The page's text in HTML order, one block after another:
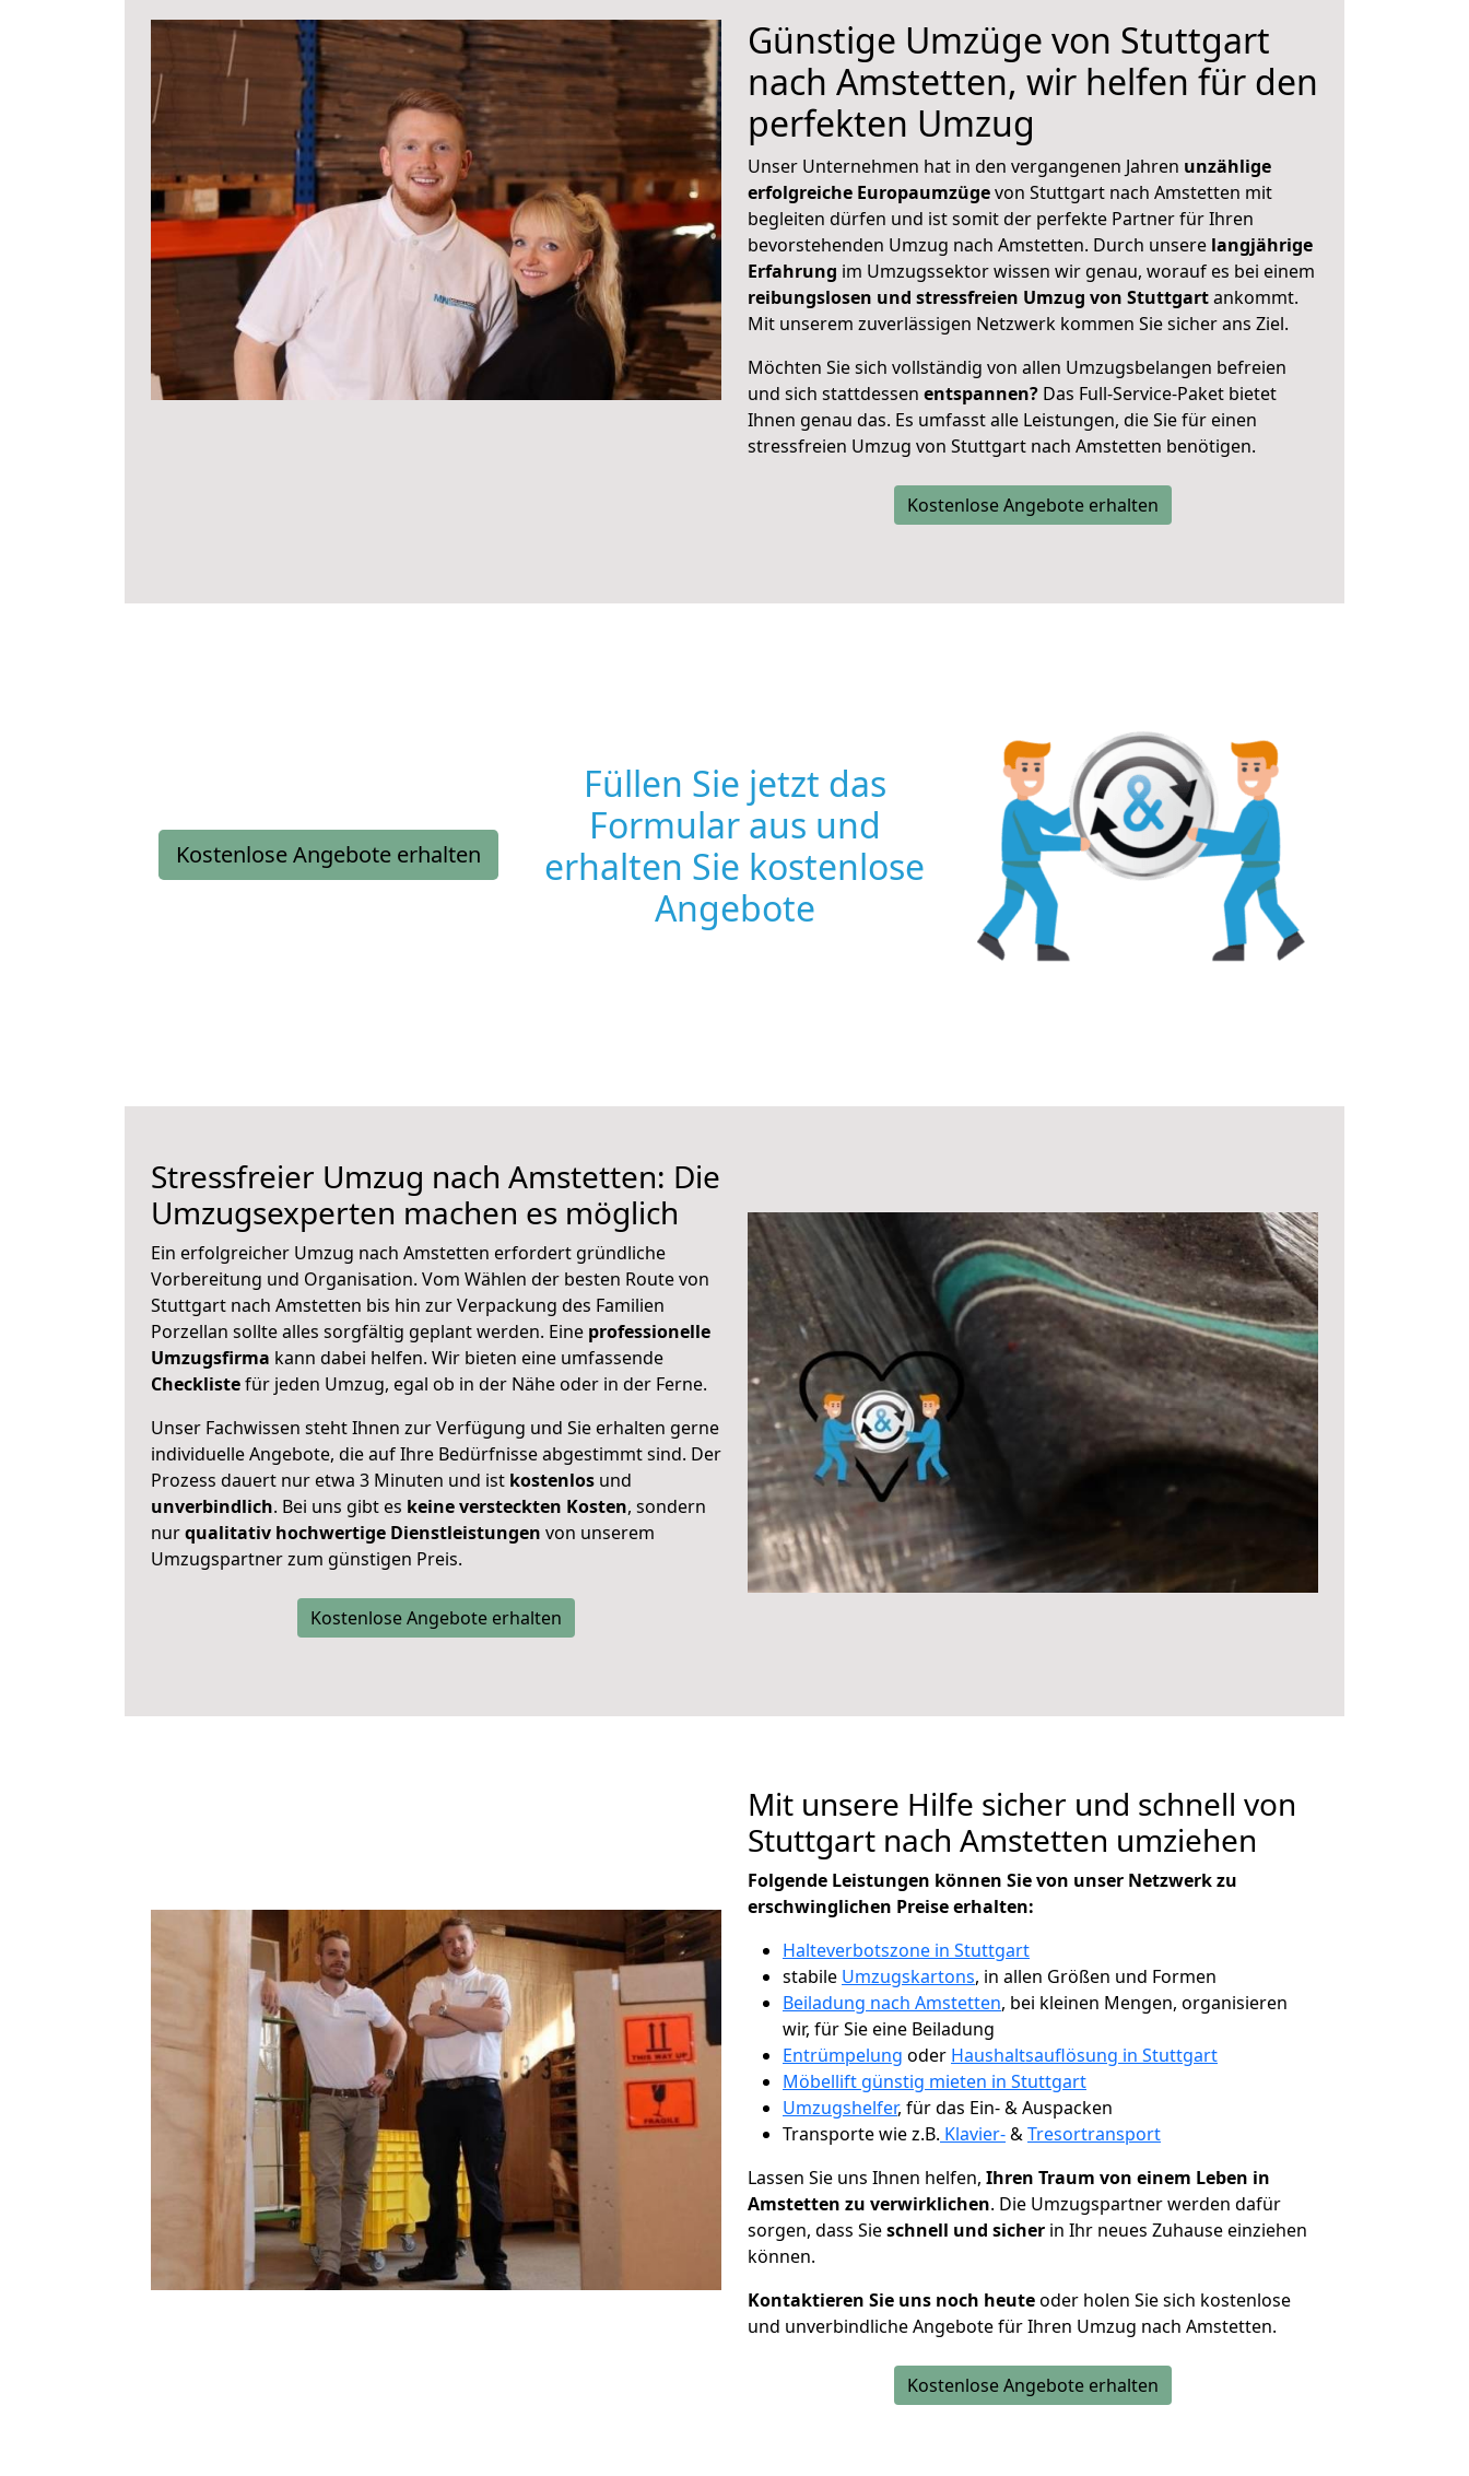
Günstige Umzüge von Stuttgart
nach Amstetten, wir helfen für den
perfekten Umzug
Unser Unternehmen hat in den vergangenen Jahren unzählige
erfolgreiche Europaumzügevon Stuttgart nach Amstetten mit
begleiten dürfen und ist somit der perfekte Partner für Ihren
bevorstehenden Umzug nach Amstetten. Durch unsere langjährige
Erfahrung im Umzugssektor wissen wir genau, worauf es bei einem
reibungslosen und stressfreien Umzug von Stuttgartankommt.
Mit unserem zuverlässigen Netzwerk kommen Sie sicher ans Ziel.
Möchten Sie sich vollständig von allen Umzugsbelangen befreien
und sich stattdessen entspannen? Das Full-Service-Paket bietet
Ihnen genau das. Es umfasst alle Leistungen, die Sie für einen
stressfreien Umzug von Stuttgart nach Amstetten benötigen.
Kostenlose Angebote erhalten
Kostenlose Angebote erhalten
Füllen Sie jetzt das
Formular aus und
erhalten Sie kostenlose
Angebote
Stressfreier Umzug nach Amstetten: Die
Umzugsexperten machen es möglich
Ein erfolgreicher Umzug nach Amstetten erfordert gründliche
Vorbereitung und Organisation. Vom Wählen der besten Route von
Stuttgart nach Amstetten bis hin zur Verpackung des Familien
Porzellan sollte alles sorgfältig geplant werden. Eine professionelle
Umzugsfirma kann dabei helfen. Wir bieten eine umfassende
Checklistefür jeden Umzug, egal ob in der Nähe oder in der Ferne.
Unser Fachwissen steht Ihnen zur Verfügung und Sie erhalten gerne
individuelle Angebote, die auf Ihre Bedürfnisse abgestimmt sind. Der
Prozess dauert nur etwa 3 Minuten und ist kostenlos und
unverbindlich. Bei uns gibt es keine versteckten Kosten, sondern
nurqualitativ hochwertige Dienstleistungen von unserem
Umzugspartner zum günstigen Preis.
Kostenlose Angebote erhalten
Mit unsere Hilfe sicher und schnell von
Stuttgart nach Amstetten umziehen
Folgende Leistungen können Sie von unser Netzwerk zu
erschwinglichen Preise erhalten:
Halteverbotszone in Stuttgart
stabile Umzugskartons, in allen Größen und Formen
Beiladung nach Amstetten, bei kleinen Mengen, organisieren
wir, für Sie eine Beiladung
Entrümpelung oder Haushaltsauflösung in Stuttgart
Möbellift günstig mieten in Stuttgart
Umzugshelfer, für das Ein- & Auspacken
Transporte wie z.B. Klavier-&Tresortransport
Lassen Sie uns Ihnen helfen, Ihren Traum von einem Leben in
Amstetten zu verwirklichen. Die Umzugspartner werden dafür
sorgen, dass Sieschnell und sicher in Ihr neues Zuhause einziehen
können.
Kontaktieren Sie uns noch heuteoder holen Sie sich kostenlose
und unverbindliche Angebote für Ihren Umzug nach Amstetten.
Kostenlose Angebote erhalten